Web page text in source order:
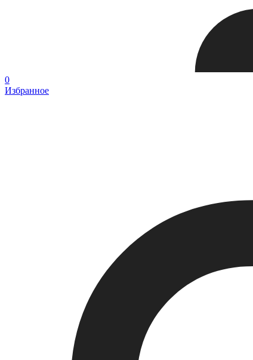
0
Избранное